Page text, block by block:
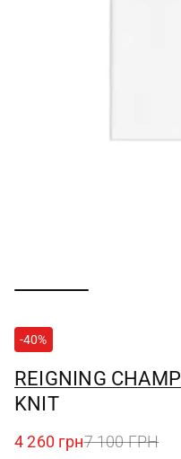
-40%
REIGNING CHAMP
KNIT
4 260 грн7 100 ГРН